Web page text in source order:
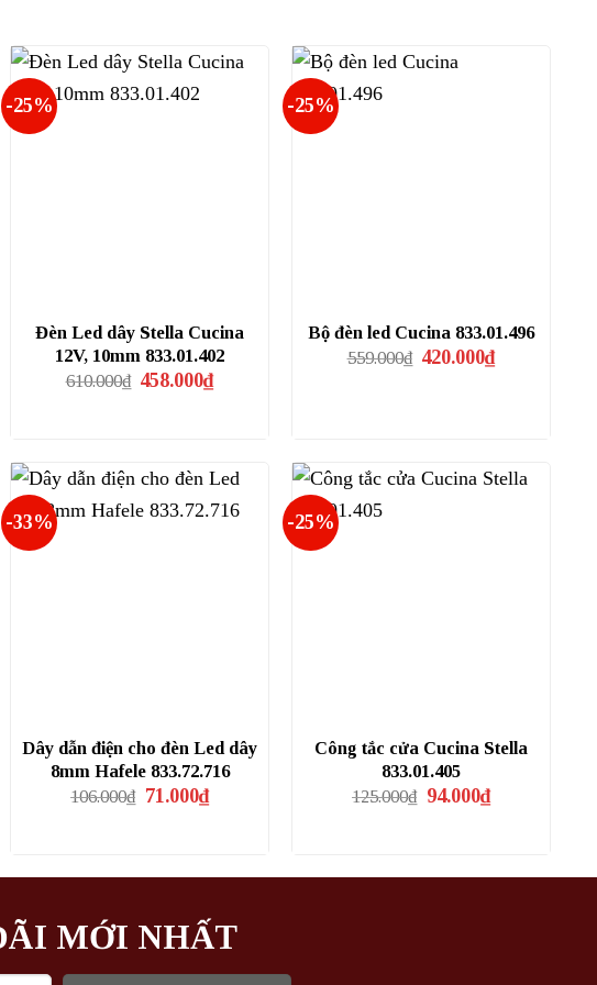
-25%
Đèn Led dây Stella Cucina
12V, 10mm 833.01.402
610.000₫ Giá
458.000₫Giá
hiện
-25%
Bộ đèn led Cucina 833.01.496
559.000₫ Giá
420.000₫Giá
hiện
-33%
Dây dẫn điện cho đèn Led dây
8mm Hafele 833.72.716
106.000₫ Giá
71.000₫Giá
hiện
-25%
Công tắc cửa Cucina Stella
833.01.405
125.000₫ Giá
94.000₫Giá
hiện
MỚI NHẤT